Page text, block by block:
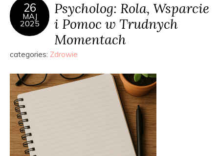
26
MAJ
2025
Psycholog: Rola, Wsparcie
i Pomoc w Trudnych
Momentach
categories: Zdrowie